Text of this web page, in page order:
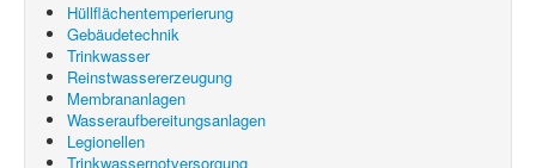
Hüllflächentemperierung
Gebäudetechnik
Trinkwasser
Reinstwassererzeugung
Membrananlagen
Wasseraufbereitungsanlagen
Legionellen
Trinkwassernotversorgung